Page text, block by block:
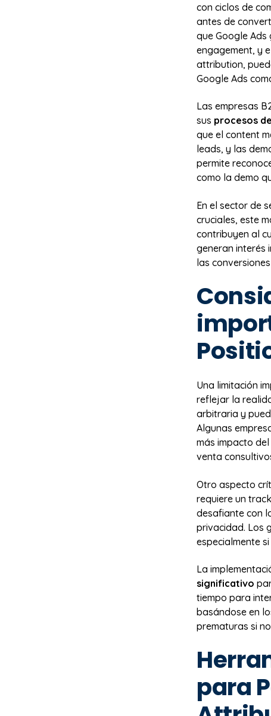
con ciclos de
antes de
que Google Ads
engagement, y
attribution,
Google Ads
Las empresas
sus procesos
que el content
leads, y las
permite
como la demo
En el sector de
cruciales, este
contribuyen al
generan interés
las
Una limitación
reflejar la
arbitraria y
Algunas
más impacto
venta
Otro aspecto
requiere un
desafiante con
privacidad. Los
especialmente
La
significativo
tiempo para
basándose en
prematuras si
para